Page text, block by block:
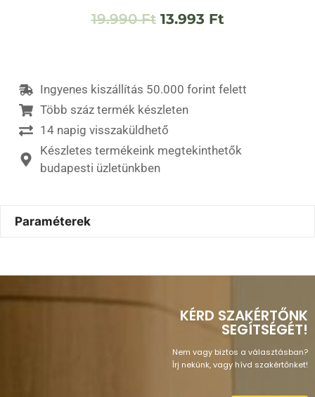
19.990Ft 13.993 Ft
Ingyenes kiszállítás 50.000 forint felett
Több száz termék készleten
14 napig visszaküldhető
Készletes termékeink megtekinthetők
budapesti üzletünkben
Paraméterek
KÉRD SZAKÉRTŐNK
SEGÍTSÉGÉT!
Nem vagy biztos a választásban?
Írj nekünk, vagy hívd szakértőnket!